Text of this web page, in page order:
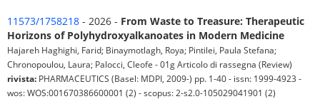
11573/1758218 - 2026 - From Waste to Treasure: Therapeutic
Horizons of Polyhydroxyalkanoates in Modern Medicine
Hajareh Haghighi, Farid; Binaymotlagh, Roya; Pintilei, Paula Stefana;
Chronopoulou, Laura; Palocci, Cleofe - 01g Articolo di rassegna (Review)
rivista: PHARMACEUTICS (Basel: MDPI, 2009-) pp. 1-40 - issn: 1999-4923 -
wos: WOS:001670386600001 (2) - scopus: 2-s2.0-105029041901 (2)